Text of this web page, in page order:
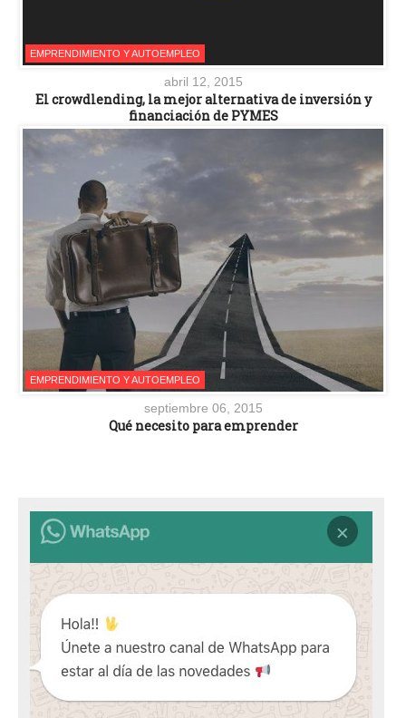
EMPRENDIMIENTO Y AUTOEMPLEO
abril 12, 2015
El crowdlending, la mejor alternativa de inversión y
financiación de PYMES
EMPRENDIMIENTO Y AUTOEMPLEO
septiembre 06, 2015
Qué necesito para emprender